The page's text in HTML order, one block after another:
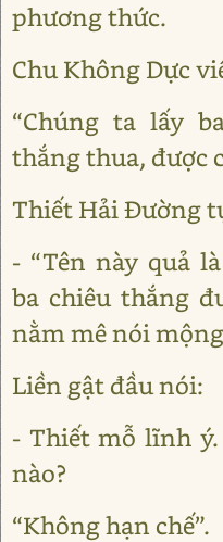
phương thức.
Chu Không Dực
“Chúng ta lấy
thắng thua, được
Thiết Hải Đường
- “Tên này quả
ba chiêu thắng
nằm mê nói
Liền gật đầu nói:
- Thiết mỗ lĩnh
nào?
“Không hạn chế”.